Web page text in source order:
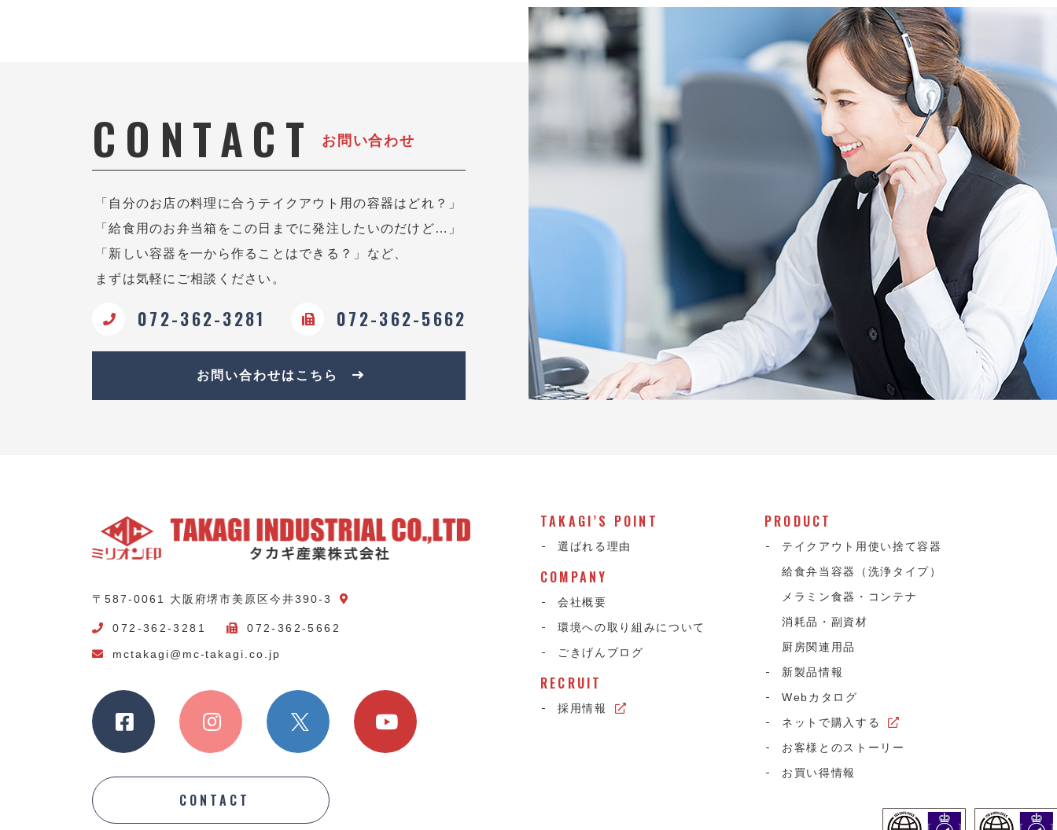
CONTACT お問い合わせ
「自分のお店の料理に合うテイクアウト用の容器はどれ？」
「給食用のお弁当箱をこの日までに発注したいのだけど…」
「新しい容器を一から作ることはできる？」など、
まずは気軽にご相談ください。
072-362-3281 072-362-5662
お問い合わせはこちら
〒587-0061 大阪府堺市美原区今井390-3
072-362-3281 072-362-5662
mctakagi@mc-takagi.co.jp
CONTACT
TAKAGI’S POINT
選ばれる理由
COMPANY
会社概要
環境への取り組みについて
ごきげんブログ
RECRUIT
採用情報
PRODUCT
テイクアウト用使い捨て容器
給食弁当容器（洗浄タイプ）
メラミン食器・コンテナ
消耗品・副資材
厨房関連用品
新製品情報
Webカタログ
ネットで購入する
お客様とのストーリー
お買い得情報